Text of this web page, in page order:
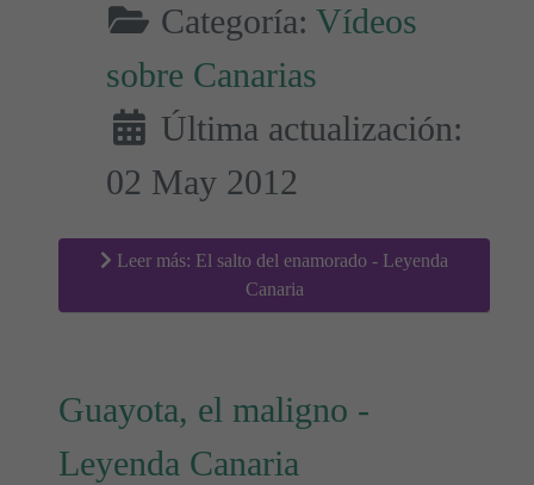
Categoría: Vídeos
sobre Canarias
Última actualización:
02 May 2012
Leer más: El salto del enamorado - Leyenda
Canaria
Guayota, el maligno -
Leyenda Canaria